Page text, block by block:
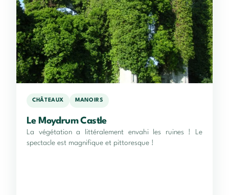
CHÂTEAUX MANOIRS
Le Moydrum Castle
La végétation a littéralement envahi les ruines ! Le
spectacle est magnifique et pittoresque !